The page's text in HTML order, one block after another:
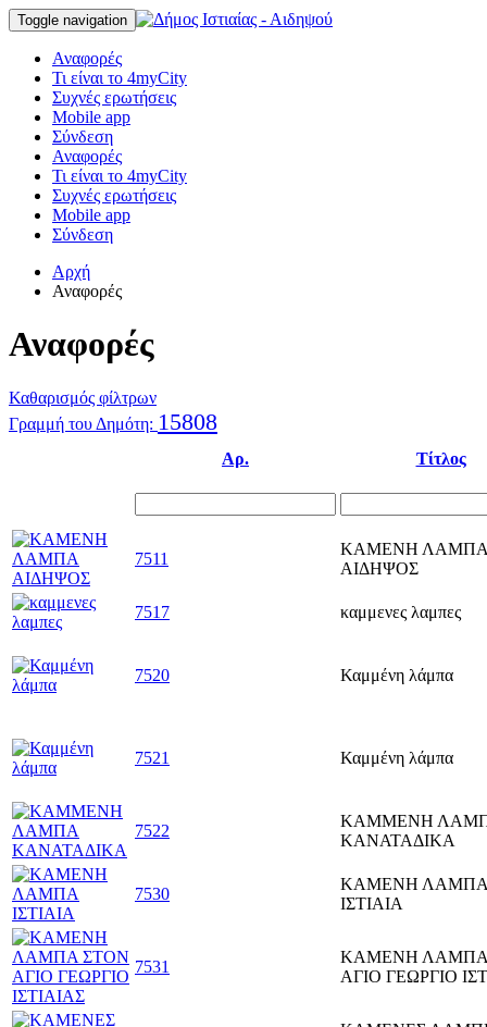
Toggle navigation
Αναφορές
Τι είναι το 4myCity
Συχνές ερωτήσεις
Mobile app
Σύνδεση
Αναφορές
Τι είναι το 4myCity
Συχνές ερωτήσεις
Mobile app
Σύνδεση
Αρχή
Αναφορές
Αναφορές
Καθαρισμός φίλτρων
Γραμμή του Δημότη: 15808
Αρ. Τίτλος
7511
ΚΑΜΕΝΗ ΛΑΜΠΑ
ΑΙΔΗΨΟΣ
7517 καμμενες λαμπες
7520 Καμμένη λάμπα
7521 Καμμένη λάμπα
7522
ΚΑΜΜΕΝΗ
ΚΑΝΑΤΑΔΙΚΑ
7530
ΚΑΜΕΝΗ ΛΑΜΠΑ
ΙΣΤΙΑΙΑ
7531
ΚΑΜΕΝΗ
ΑΓΙΟ ΓΕΩΡΓΙΟ